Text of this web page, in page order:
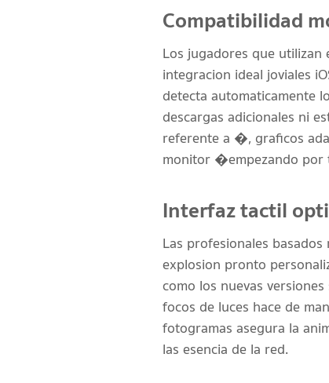
Compatibilidad
Los jugadores que utilizan
integracion ideal joviales
detecta automaticamente
descargas adicionales ni
referente a �, graficos
monitor �empezando por
Interfaz tactil
Las profesionales
explosion pronto
como los nuevas
focos de luces hace de
fotogramas asegura la
las esencia de la red.